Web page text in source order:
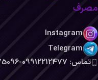
مصرف
Instagram
Telegram
تماس: 09912212477-09123375096